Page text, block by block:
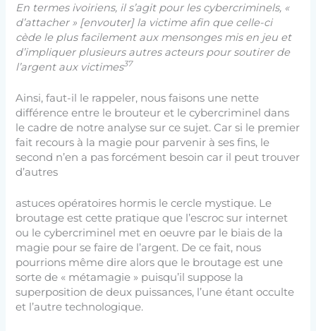
En termes ivoiriens, il s’agit pour les cybercriminels, «
d’attacher » [envouter] la victime afin que celle-ci
cède le plus facilement aux mensonges mis en jeu et
d’impliquer plusieurs autres acteurs pour soutirer de
l’argent aux victimes37
Ainsi, faut-il le rappeler, nous faisons une nette
différence entre le brouteur et le cybercriminel dans
le cadre de notre analyse sur ce sujet. Car si le premier
fait recours à la magie pour parvenir à ses fins, le
second n’en a pas forcément besoin car il peut trouver
d’autres
astuces opératoires hormis le cercle mystique. Le
broutage est cette pratique que l’escroc sur internet
ou le cybercriminel met en oeuvre par le biais de la
magie pour se faire de l’argent. De ce fait, nous
pourrions même dire alors que le broutage est une
sorte de « métamagie » puisqu’il suppose la
superposition de deux puissances, l’une étant occulte
et l’autre technologique.